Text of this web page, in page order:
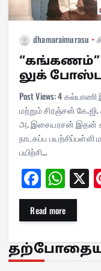
dhamaraimurasu
“கங்கணம்”
லுக்
Post Views: 4
மற்றும் சிரஞ்சன் கே.ஜி.
அ. இசையரசன் இதன்
நாடகப்ப
பயிற்சி…
Fa
ce
bo
ok
W
ha
ts
A
pp
X
Read more
தற்போதைய